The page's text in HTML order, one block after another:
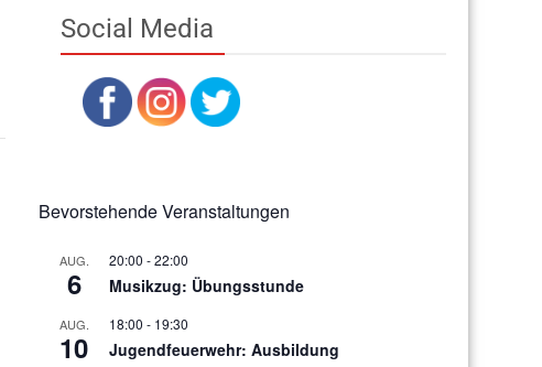
Social Media
Bevorstehende Veranstaltungen
AUG.
6
20:00 -22:00
Musikzug: Übungsstunde
AUG.
10
18:00 - 19:30
Jugendfeuerwehr: Ausbildung